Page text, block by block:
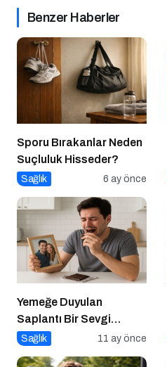
Benzer Haberler
Sporu Bırakanlar Neden
Suçluluk Hisseder?
Sağlık 6 ay önce
Yemeğe Duyulan
Saplantı Bir Sevgi
İhtiyacıdır
Sağlık 11 ay önce